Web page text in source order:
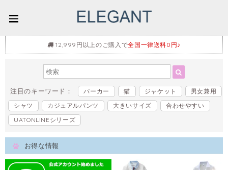
12,999円以上のご購入で全国一律送料0円♪
注目のキーワード： パーカー 猫 ジャケット
男女兼用
シャツ
カジュアルパンツ 大きいサイズ
合わせやすい
UATONLINEシリーズ
お得な情報